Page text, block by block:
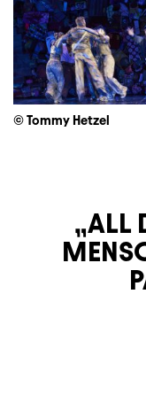
© Tommy Hetzel
ALL